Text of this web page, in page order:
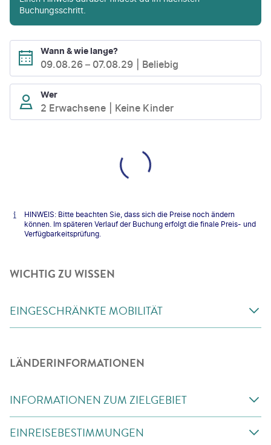
Buchungsschritt.
Wann & wie lange?
09.08.26 – 07.08.29 Beliebig
Wer
2 Erwachsene Keine Kinder
HINWEIS: Bitte beachten Sie, dass sich die Preise noch ändern
können. Im späteren Verlauf der Buchung erfolgt die finale Preis- und
Verfügbarkeitsprüfung.
WICHTIG ZU WISSEN
EINGESCHRÄNKTE MOBILITÄT
LÄNDERINFORMATIONEN
INFORMATIONEN ZUM ZIELGEBIET
EINREISEBESTIMMUNGEN